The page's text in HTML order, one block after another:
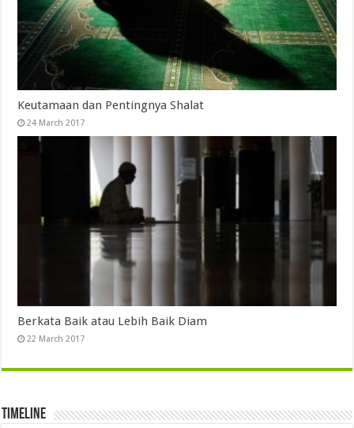
Keutamaan dan Pentingnya Shalat
24 March 2017
Berkata Baik atau Lebih Baik Diam
22 March 2017
Timeline